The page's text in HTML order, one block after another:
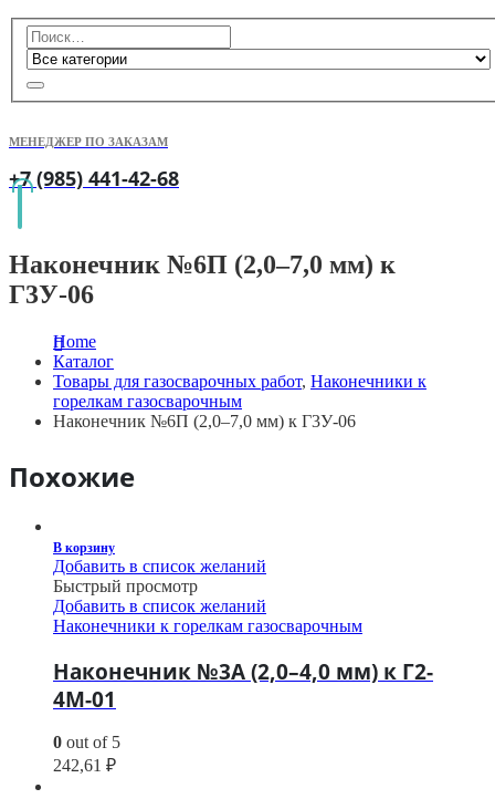
МЕНЕДЖЕР ПО ЗАКАЗАМ
+7 (985) 441-42-68
Наконечник №6П (2,0–7,0 мм) к
Г3У-06
Home
Каталог
Товары для газосварочных работ, Наконечники к
горелкам газосварочным
Наконечник №6П (2,0–7,0 мм) к Г3У-06
Похожие
В корзину
Добавить в список желаний
Быстрый просмотр
Добавить в список желаний
Наконечники к горелкам газосварочным
Наконечник №3А (2,0–4,0 мм) к Г2-
4М-01
0 out of 5
242,61 ₽